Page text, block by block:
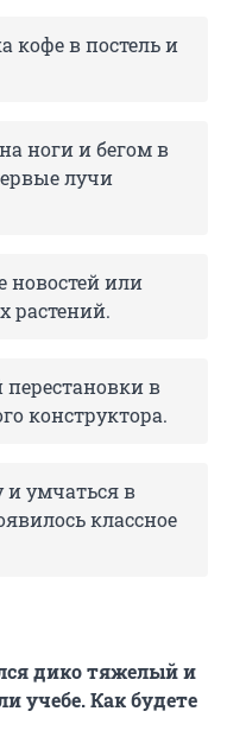
кофе в постель и
ноги и бегом в
лучи
новостей или
в
конструктора.
и умчаться в
классное
дико тяжелый и
учебе. Как будете